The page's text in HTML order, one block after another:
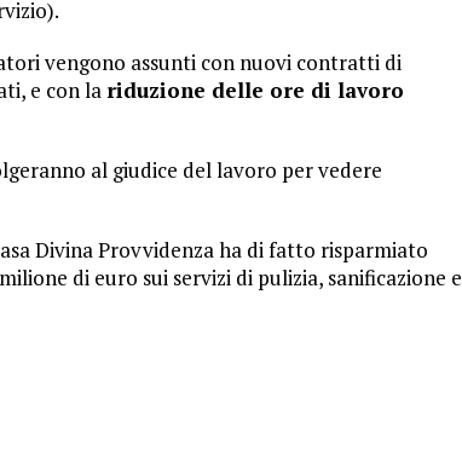
vengono assunti con nuovi contratti di
e con la riduzione delle ore di lavoro
al giudice del lavoro per vedere
Divina Provvidenza ha di fatto risparmiato
di euro sui servizi di pulizia, sanificazione e